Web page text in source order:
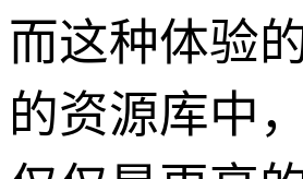
而这种体验
的资源库中